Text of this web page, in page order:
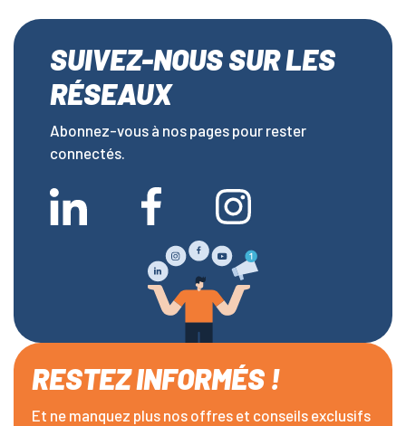
SUIVEZ-NOUS SUR LES
RÉSEAUX
Abonnez-vous à nos pages pour rester
connectés.
RESTEZ INFORMÉS !
Et ne manquez plus nos offres et conseils exclusifs